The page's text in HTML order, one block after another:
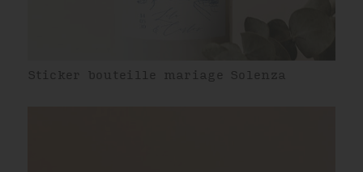
Sticker bouteille mariage Solenza